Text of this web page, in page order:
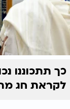
כך תתכוננו
לקראת חג